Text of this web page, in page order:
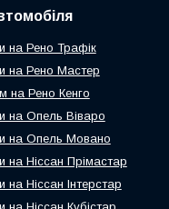
на Рено Трафік
на Рено Мастер
на Рено Кенго
на Опель Віваро
на Опель Мовано
на Ніссан Прімастар
на Ніссан Інтерстар